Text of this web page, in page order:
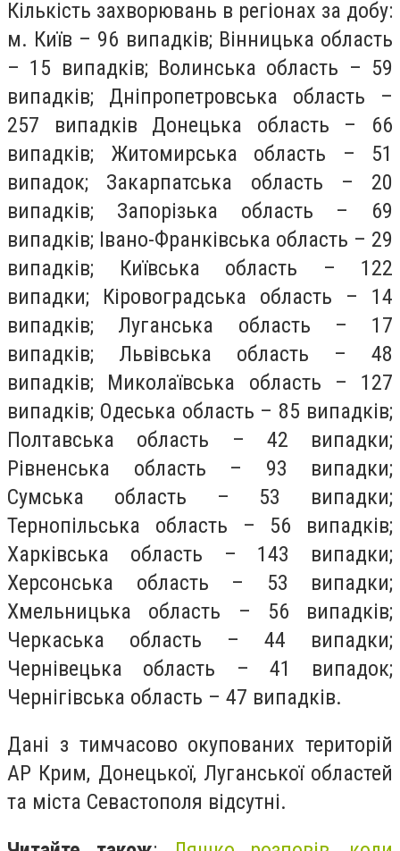
Кількість захворювань в регіонах за добу:
м. Київ – 96 випадків; Вінницька область
– 15 випадків; Волинська область – 59
випадків; Дніпропетровська область –
257 випадків Донецька область – 66
випадків; Житомирська область – 51
випадок; Закарпатська область – 20
випадків; Запорізька область – 69
випадків; Івано-Франківська область – 29
випадків; Київська область – 122
випадки; Кіровоградська область – 14
випадків; Луганська область – 17
випадків; Львівська область – 48
випадків; Миколаївська область – 127
випадків; Одеська область – 85 випадків;
Полтавська область – 42 випадки;
Рівненська область – 93 випадки;
Сумська область – 53 випадки;
Тернопільська область – 56 випадків;
Харківська область – 143 випадки;
Херсонська область – 53 випадки;
Хмельницька область – 56 випадків;
Черкаська область – 44 випадки;
Чернівецька область – 41 випадок;
Чернігівська область – 47 випадків.
Дані з тимчасово окупованих територій
АР Крим, Донецької, Луганської областей
та міста Севастополя відсутні.